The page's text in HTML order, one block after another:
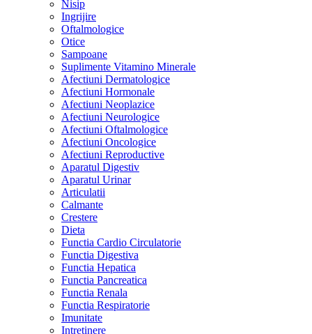
Nisip
Ingrijire
Oftalmologice
Otice
Sampoane
Suplimente Vitamino Minerale
Afectiuni Dermatologice
Afectiuni Hormonale
Afectiuni Neoplazice
Afectiuni Neurologice
Afectiuni Oftalmologice
Afectiuni Oncologice
Afectiuni Reproductive
Aparatul Digestiv
Aparatul Urinar
Articulatii
Calmante
Crestere
Dieta
Functia Cardio Circulatorie
Functia Digestiva
Functia Hepatica
Functia Pancreatica
Functia Renala
Functia Respiratorie
Imunitate
Intretinere